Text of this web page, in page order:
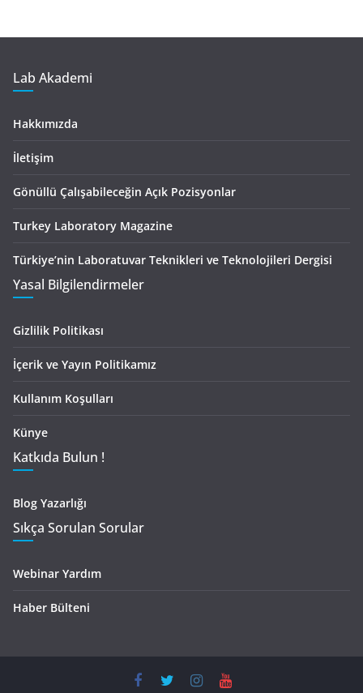
Lab Akademi
Hakkımızda
İletişim
Gönüllü Çalışabileceğin Açık Pozisyonlar
Turkey Laboratory Magazine
Türkiye’nin Laboratuvar Teknikleri ve Teknolojileri Dergisi
Yasal Bilgilendirmeler
Gizlilik Politikası
İçerik ve Yayın Politikamız
Kullanım Koşulları
Künye
Katkıda Bulun !
Blog Yazarlığı
Sıkça Sorulan Sorular
Webinar Yardım
Haber Bülteni